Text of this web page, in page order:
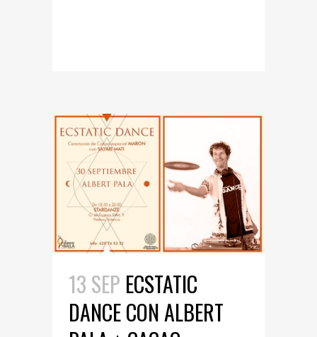
13 SEP ECSTATIC
DANCE CON ALBERT